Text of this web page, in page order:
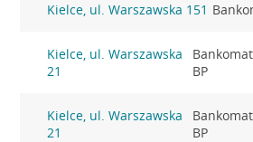
Kielce, ul. Warszawska 151
Kielce, ul. Warszawska
21
BP
Kielce, ul. Warszawska
21
BP